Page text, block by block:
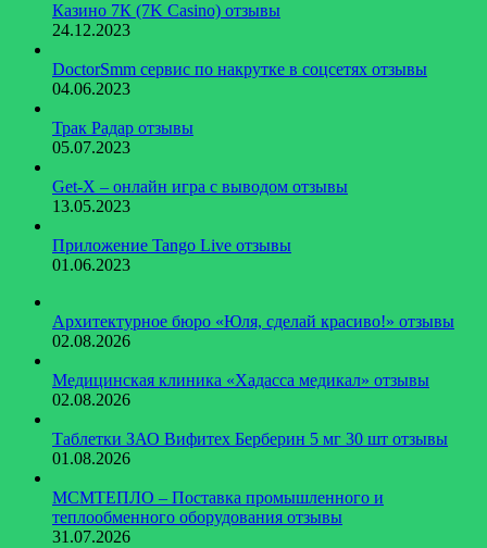
Казино 7К (7K Casino) отзывы
24.12.2023
DoctorSmm сервис по накрутке в соцсетях отзывы
04.06.2023
Трак Радар отзывы
05.07.2023
Get-X – онлайн игра с выводом отзывы
13.05.2023
Приложение Tango Live отзывы
01.06.2023
​Архитектурное бюро «Юля, сделай красиво!» отзывы
02.08.2026
Медицинская клиника «Хадасса медикал» отзывы
02.08.2026
Таблетки ЗАО Вифитех Берберин 5 мг 30 шт отзывы
01.08.2026
МСМТЕПЛО – Поставка промышленного и
теплообменного оборудования отзывы
31.07.2026